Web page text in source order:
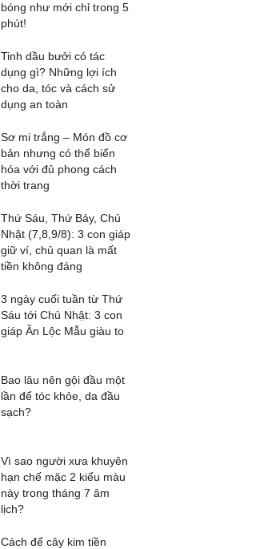
bóng như mới chỉ trong 5
phút!
Tinh dầu bưởi có tác
dụng gì? Những lợi ích
cho da, tóc và cách sử
dụng an toàn
Sơ mi trắng – Món đồ cơ
bản nhưng có thể biến
hóa với đủ phong cách
thời trang
Thứ Sáu, Thứ Bảy, Chủ
Nhật (7,8,9/8): 3 con giáp
giữ ví, chủ quan là mất
tiền không đáng
3 ngày cuối tuần từ Thứ
Sáu tới Chủ Nhật: 3 con
giáp Ăn Lộc Mẫu giàu to
Bao lâu nên gội đầu một
lần để tóc khỏe, da đầu
sạch?
Vì sao người xưa khuyên
hạn chế mặc 2 kiểu màu
này trong tháng 7 âm
lịch?
Cách để cây kim tiền